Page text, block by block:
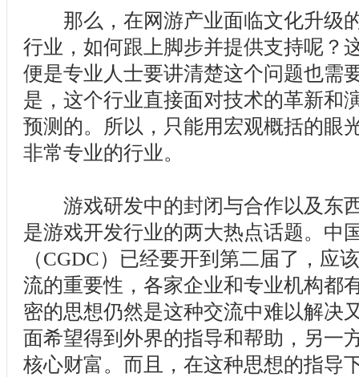
那么，在网游产业面临文化升级
行业，如何跟上脚步并提供支持呢？
便是专业人士要讲清楚这个问题也需
是，这个行业直接面对技术的革新和
预测的。所以，只能用宏观概括的眼
非常专业的行业。
游戏研发中的封闭与合作以及东
是游戏开发行业的两大热点话题。中
（CGDC）已经要开到第二届了，应
流的重要性，各家企业和专业机构都
密的思想仍然是这种交流中难以解决
面希望得到外界的指导和帮助，另一
核心财富。而且，在这种思想的指导